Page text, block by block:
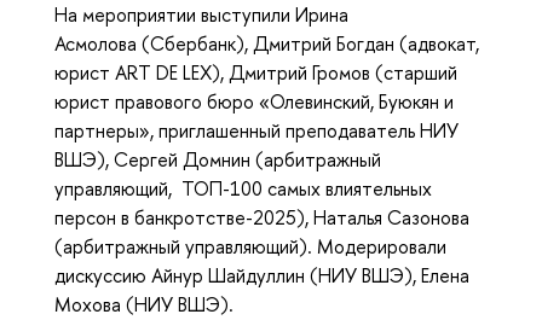
На мероприятии выступили Ирина
Асмолова (Сбербанк), Дмитрий Богдан (адвокат,
юрист ART DE LEX), Дмитрий Громов (старший
юрист правового бюро «Олевинский, Буюкян и
партнеры», приглашенный преподаватель НИУ
ВШЭ), Сергей Домнин (арбитражный
управляющий, ТОП-100 самых влиятельных
персон в банкротстве-2025), Наталья Сазонова
(арбитражный управляющий). Модерировали
дискуссию Айнур Шайдуллин (НИУ ВШЭ), Елена
Мохова (НИУ ВШЭ).